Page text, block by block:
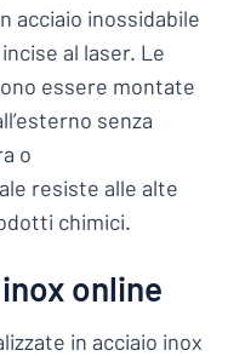
acciaio inossidabile
al laser. Le
essere montate
senza
o
resiste alle alte
chimici.
online
in acciaio inox